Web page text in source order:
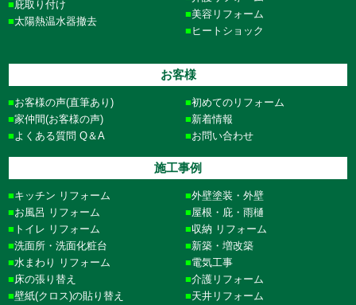
庇取り付け
太陽熱温水器撤去
美容リフォーム
ヒートショック
お客様
お客様の声(直筆あり)
家仲間(お客様の声)
よくある質問 Q＆A
初めてのリフォーム
新着情報
お問い合わせ
施工事例
キッチン リフォーム
お風呂 リフォーム
トイレ リフォーム
洗面所・洗面化粧台
水まわり リフォーム
床の張り替え
壁紙(クロス)の貼り替え
外壁塗装・外壁
屋根・庇・雨樋
収納 リフォーム
新築・増改築
電気工事
介護リフォーム
天井リフォーム